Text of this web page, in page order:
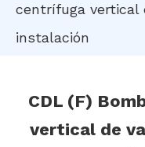
centrífuga vertical
instalación
CDL (F)
vertical de